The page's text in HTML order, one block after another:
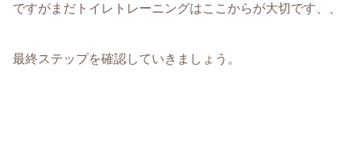
ですがまだトイレトレーニングはここからが大切です、、
最終ステップを確認していきましょう。